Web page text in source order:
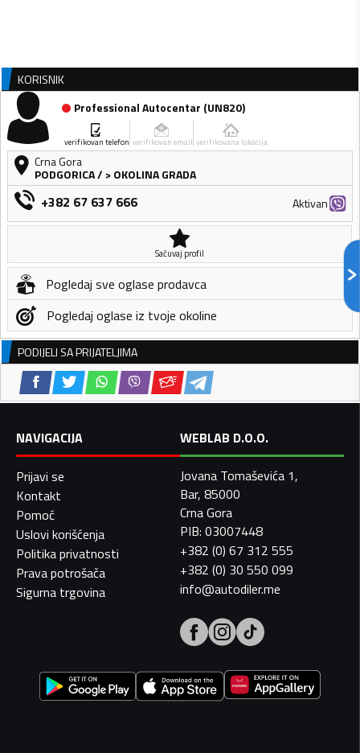
KORISNIK
Professional Autocentar (UN820)
verifikovan telefon verifikovan email verifikovana lokacija
Crna Gora
PODGORICA/ > OKOLINA GRADA
+382 67 637 666 Aktivan
Sačuvaj profil
Pogledaj sve oglase prodavca
Pogledaj oglase iz tvoje okoline
PODIJELI SA PRIJATELJIMA
NAVIGACIJA
Prijavi se
Kontakt
Pomoć
Uslovi korišćenja
Politika privatnosti
Prava potrošača
Sigurna trgovina
WEBLAB D.O.O.
Jovana Tomaševića 1,
Bar, 85000
Crna Gora
PIB: 03007448
+382 (0) 67 312 555
+382 (0) 30 550 099
info@autodiler.me